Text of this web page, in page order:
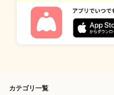
カテゴリ一覧